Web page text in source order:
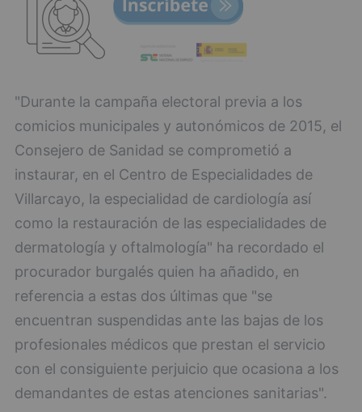
"Durante la campaña electoral previa a los
comicios municipales y autonómicos de 2015, el
Consejero de Sanidad se comprometió a
instaurar, en el Centro de Especialidades de
Villarcayo, la especialidad de cardiología así
como la restauración de las especialidades de
dermatología y oftalmología" ha recordado el
procurador burgalés quien ha añadido, en
referencia a estas dos últimas que "se
encuentran suspendidas ante las bajas de los
profesionales médicos que prestan el servicio
con el consiguiente perjuicio que ocasiona a los
demandantes de estas atenciones sanitarias".